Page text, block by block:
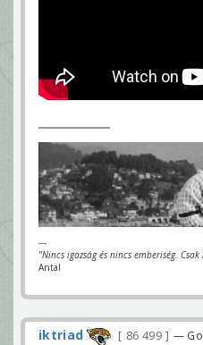
---
"Nincs igazság és nincs emberiség.
Antal
iktriad 86 499
—